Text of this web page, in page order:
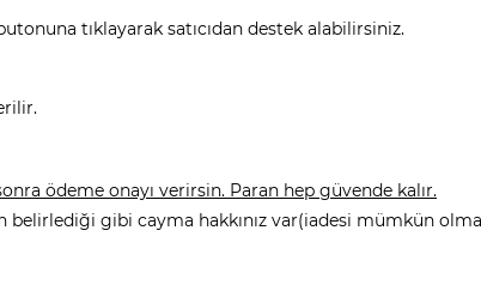
tıklayarak satıcıdan destek alabilirsiniz.
ödeme onayı verirsin. Paran hep güvende kalır.
belirlediği gibi cayma hakkınız var(iadesi mümkün